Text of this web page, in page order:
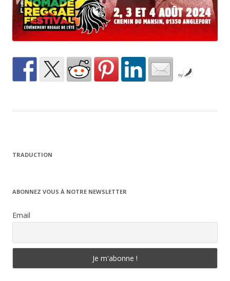
by
TRADUCTION
ABONNEZ VOUS À NOTRE NEWSLETTER
Email